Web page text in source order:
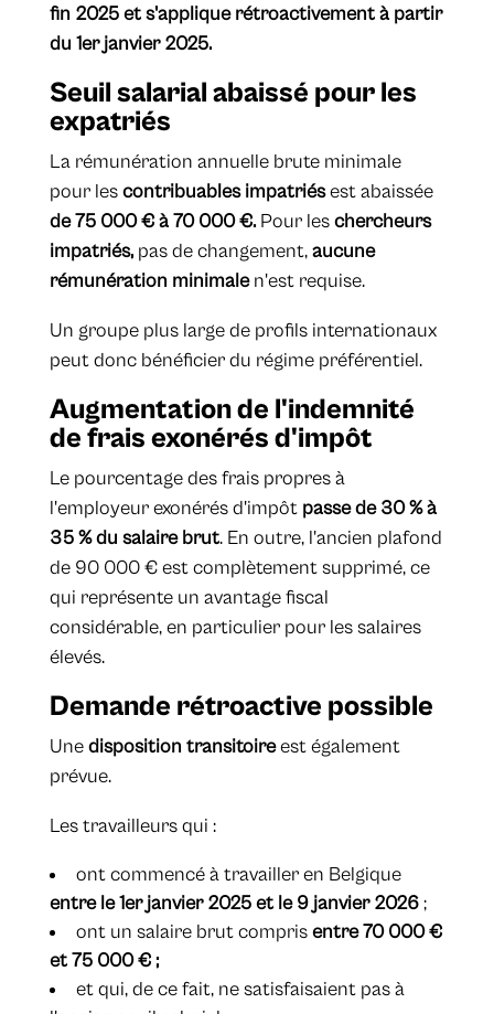
fin 2025 et s'applique rétroactivement à partir
du 1er janvier 2025.
​Seuil salarial abaissé pour les
expatriés
La rémunération annuelle brute minimale
pour lescontribuables impatriésest abaissée
de 75 000 € à 70 000 €.Pour leschercheurs
impatriés,pas de changement,aucune
rémunération minimalen'est requise.
Un groupe plus large de profils internationaux
peut donc bénéficier du régime préférentiel.
Augmentation de l'indemnité
de frais exonérés d'impôt
Le pourcentage des frais propres à
l'employeur exonérés d'impôt passe de 30 % à
35 % du salaire brut. En outre, l'ancien plafond
de 90 000 € est complètement supprimé, ce
qui représente un avantage fiscal
considérable, en particulier pour les salaires
élevés.
Demande rétroactive possible
Unedisposition transitoireest également
prévue.
Les travailleurs qui :
ont commencé à travailler en Belgique
entre le 1er janvier 2025 et le 9 janvier 2026;
ont un salaire brut comprisentre 70 000 €
et 75 000 € ;
et qui, de ce fait, ne satisfaisaient pas à